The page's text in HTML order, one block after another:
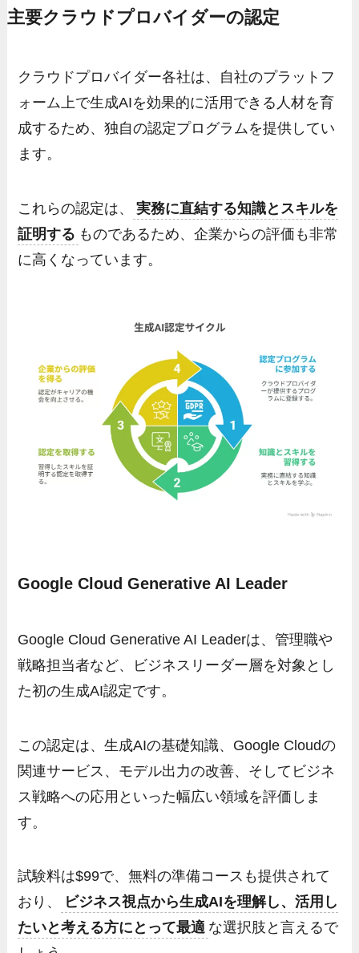
主要クラウドプロバイダーの認定
クラウドプロバイダー各社は、自社のプラットフ
ォーム上で生成AIを効果的に活用できる人材を育
成するため、独自の認定プログラムを提供してい
ます。
これらの認定は、
実務に直結する知識とスキルを
証明する ものであるため、企業からの評価も非常
に高くなっています。
Google Cloud Generative AI Leader
Google Cloud Generative AI Leaderは、管理職や
戦略担当者など、ビジネスリーダー層を対象とし
た初の生成AI認定です。
この認定は、生成AIの基礎知識、Google Cloudの
関連サービス、モデル出力の改善、そしてビジネ
ス戦略への応用といった幅広い領域を評価しま
す。
試験料は$99で、無料の準備コースも提供されて
おり、
ビジネス視点から生成AIを理解し、活用し
たいと考える方にとって最適 な選択肢と言えるで